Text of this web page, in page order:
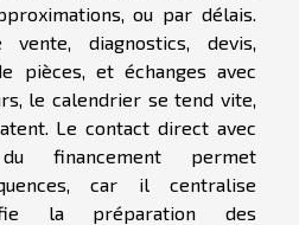
ou par délais.
diagnostics, devis,
pièces, et échanges avec
le calendrier se tend vite,
Le contact direct avec
financement permet
car il centralise
la préparation des